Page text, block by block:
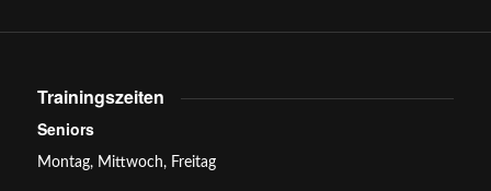
Trainingszeiten
Seniors
Montag, Mittwoch, Freitag